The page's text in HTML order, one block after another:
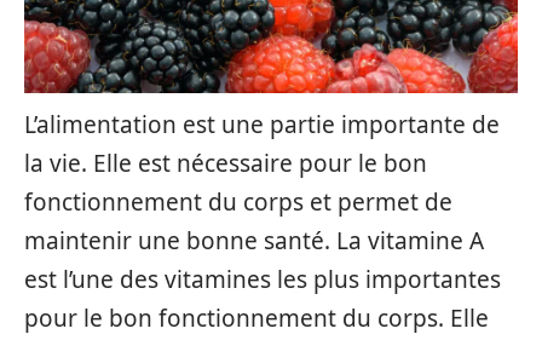
L’alimentation est une partie importante de
la vie. Elle est nécessaire pour le bon
fonctionnement du corps et permet de
maintenir une bonne santé. La vitamine A
est l’une des vitamines les plus importantes
pour le bon fonctionnement du corps. Elle